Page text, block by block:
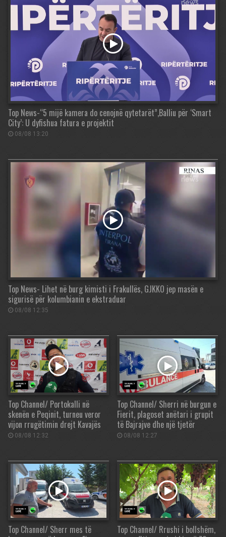
Top News-“5 mijë kamera do cenojnë qytetarët”,Balliu për ‘Smart
City’: U dyfishua fatura e projektit
08/08 13:20
Top News- Lihet në burg kimisti i Frakullës, GJKKO jep masën e
sigurisë për kolumbianin e ekstraduar
08/08 12:35
Top Channel/ Portokalli në
skenën e Peqinit, turneu veror
vijon rrugëtimin drejt Kavajës
08/08 12:32
Top Channel/ Sherri në burgun e
Fierit, plagoset anëtari i grupit
të Bajrajve dhe një tjetër
08/08 12:27
Top Channel/ Sherr mes të
Top Channel/ Rrushi i bollshëm,